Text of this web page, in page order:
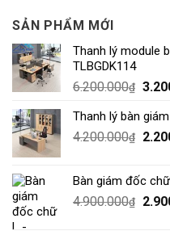
SẢN PHẨM MỚI
Thanh lý module
TLBGDK114
6.200.000₫
Thanh lý bàn
4.200.000₫
Bàn giám đốc
4.900.000₫